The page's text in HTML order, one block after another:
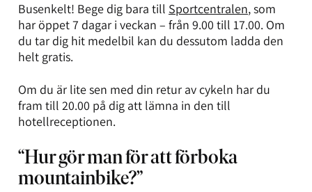
Busenkelt! Bege dig bara till Sportcentralen, som
har öppet 7 dagar i veckan – från 9.00 till 17.00. Om
du tar dig hit medelbil kan du dessutom ladda den
helt gratis.
Om du är lite sen med din retur av cykeln har du
fram till 20.00 på dig att lämna in den till
hotellreceptionen.
“Hur gör man för att förboka
mountainbike?”